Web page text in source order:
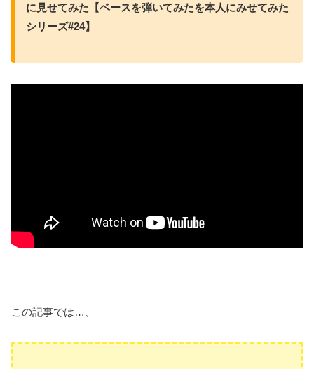
に見せてみた【ベースを弾いてみたを本人にみせてみた
シリーズ#24】
この記事では…、